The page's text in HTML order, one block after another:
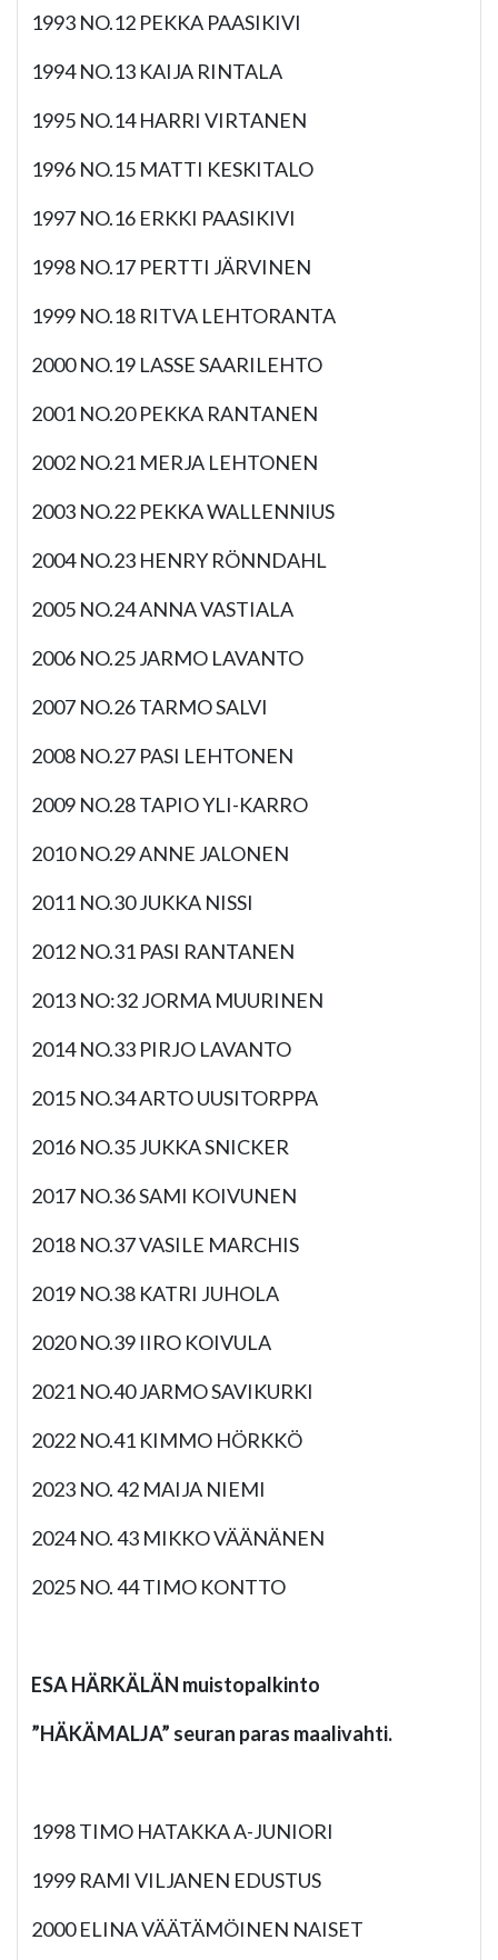
1993 NO.12 PEKKA PAASIKIVI
1994 NO.13 KAIJA RINTALA
1995 NO.14 HARRI VIRTANEN
1996 NO.15 MATTI KESKITALO
1997 NO.16 ERKKI PAASIKIVI
1998 NO.17 PERTTI JÄRVINEN
1999 NO.18 RITVA LEHTORANTA
2000 NO.19 LASSE SAARILEHTO
2001 NO.20 PEKKA RANTANEN
2002 NO.21 MERJA LEHTONEN
2003 NO.22 PEKKA WALLENNIUS
2004 NO.23 HENRY RÖNNDAHL
2005 NO.24 ANNA VASTIALA
2006 NO.25 JARMO LAVANTO
2007 NO.26 TARMO SALVI
2008 NO.27 PASI LEHTONEN
2009 NO.28 TAPIO YLI-KARRO
2010 NO.29 ANNE JALONEN
2011 NO.30 JUKKA NISSI
2012 NO.31 PASI RANTANEN
2013 NO:32 JORMA MUURINEN
2014 NO.33 PIRJO LAVANTO
2015 NO.34 ARTO UUSITORPPA
2016 NO.35 JUKKA SNICKER
2017 NO.36 SAMI KOIVUNEN
2018 NO.37 VASILE MARCHIS
2019 NO.38 KATRI JUHOLA
2020 NO.39 IIRO KOIVULA
2021 NO.40 JARMO SAVIKURKI
2022 NO.41 KIMMO HÖRKKÖ
2023 NO. 42 MAIJA NIEMI
2024 NO. 43 MIKKO VÄÄNÄNEN
2025 NO. 44 TIMO KONTTO
ESA HÄRKÄLÄN muistopalkinto
”HÄKÄMALJA” seuran paras maalivahti.
1998 TIMO HATAKKA A-JUNIORI
1999 RAMI VILJANEN EDUSTUS
2000 ELINA VÄÄTÄMÖINEN NAISET